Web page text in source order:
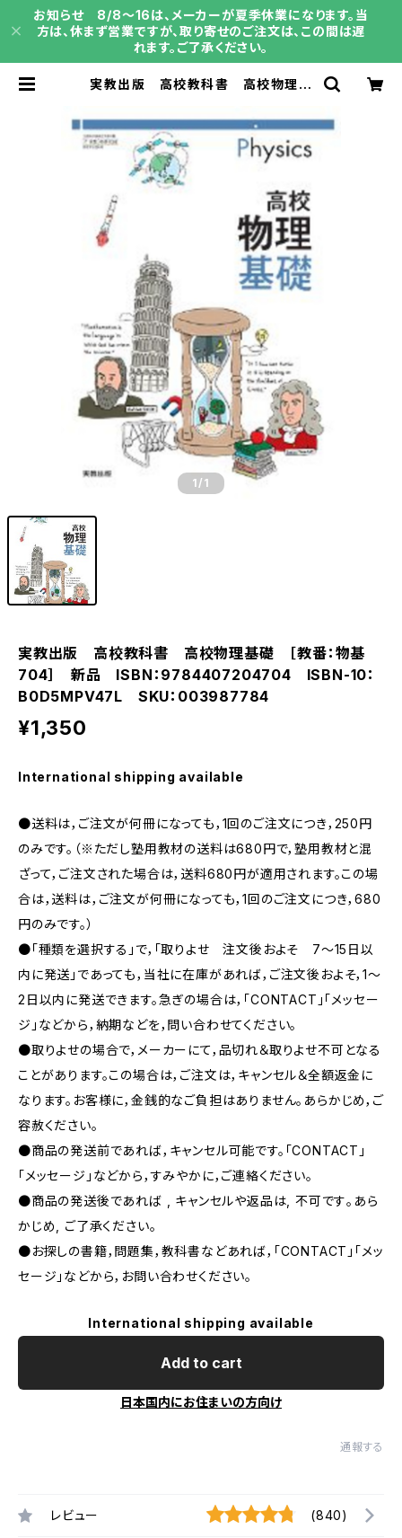
お知らせ 8/8～16は、メーカーが夏季休業になります。当
方は、休まず営業ですが、取り寄せのご注文は、この間は遅
れます。ご了承ください。
実教出版 高校教科書 高校物理基
0：B0D5MPV47L SKU：00398
7784 | 育之書店（いくのしょてん）
1 /1
実教出版 高校教科書 高校物理基礎 ［教番：物基
704］ 新品 ISBN：9784407204704 ISBN-10：
B0D5MPV47L SKU：003987784
¥1,350
International shipping available
●送料は，ご注文が何冊になっても，1回のご注文につき，250円
のみです。（※ただし塾用教材の送料は680円で，塾用教材と混
ざって，ご注文された場合は，送料680円が適用されます。この場
合は，送料は，ご注文が何冊になっても，1回のご注文につき，680
円のみです。）
●「種類を選択する」で，「取りよせ 注文後およそ 7〜15日以
内に発送」であっても，当社に在庫があれば，ご注文後およそ，1〜
2日以内に発送できます。急ぎの場合は，「CONTACT」「メッセー
ジ」などから，納期などを，問い合わせてください。
●取りよせの場合で，メーカーにて，品切れ＆取りよせ不可となる
ことがあります。この場合は，ご注文は，キャンセル＆全額返金に
なります。お客様に，金銭的なご負担はありません。あらかじめ，ご
容赦ください。
●商品の発送前であれば，キャンセル可能です。「CONTACT」
「メッセージ」などから，すみやかに，ご連絡ください。
●商品の発送後であれば , キャンセルや返品は, 不可です｡あら
かじめ, ご了承ください｡
●お探しの書籍，問題集，教科書などあれば，「CONTACT」「メッ
セージ」などから，お問い合わせください。
International shipping available
Add to cart
日本国内にお住まいの方向け
通報する
レビュー (840)